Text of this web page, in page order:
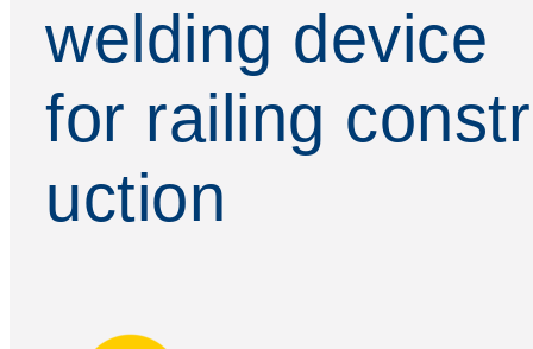
welding device
for railing constr
uction